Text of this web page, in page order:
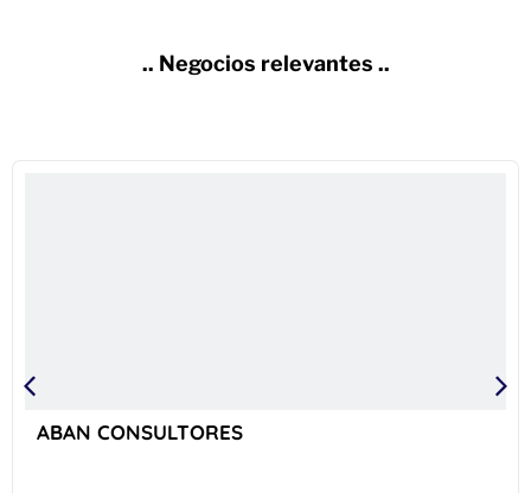
.. Negocios relevantes ..
ABAN CONSULTORES